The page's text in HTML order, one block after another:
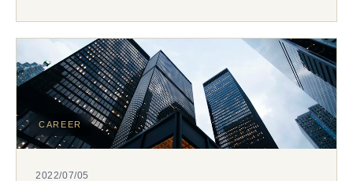
CAREER
2022/07/05